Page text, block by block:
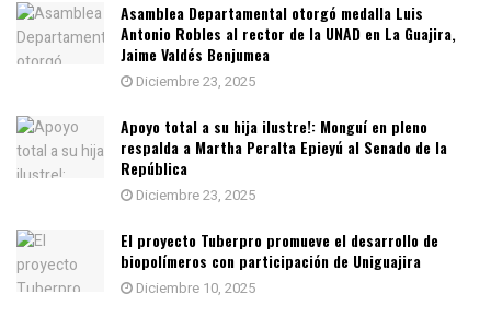
Asamblea Departamental otorgó medalla Luis
Antonio Robles al rector de la UNAD en La Guajira,
Jaime Valdés Benjumea
Diciembre 23, 2025
Apoyo total a su hija ilustre!: Monguí en pleno
respalda a Martha Peralta Epieyú al Senado de la
República
Diciembre 23, 2025
El proyecto Tuberpro promueve el desarrollo de
biopolímeros con participación de Uniguajira
Diciembre 10, 2025